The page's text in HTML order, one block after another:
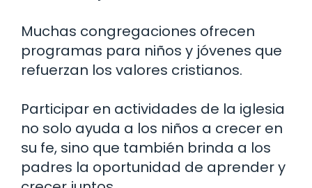
Muchas congregaciones ofrecen
programas para niños y jóvenes que
refuerzan los valores cristianos.
Participar en actividades de la iglesia
no solo ayuda a los niños a crecer en
su fe, sino que también brinda a los
padres la oportunidad de aprender y